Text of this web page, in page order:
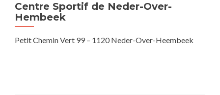
Centre Sportif de Neder-Over-
Hembeek
Petit Chemin Vert 99 – 1120 Neder-Over-Heembeek